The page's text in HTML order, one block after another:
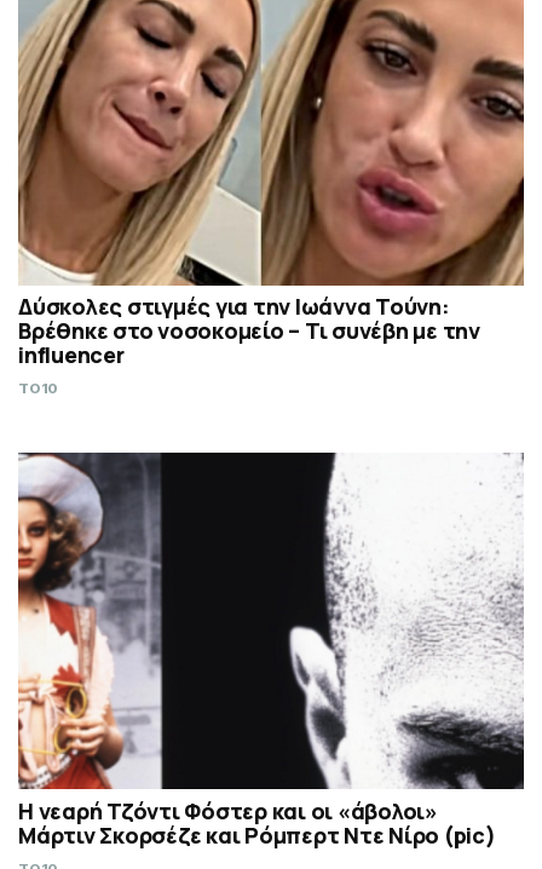
Δύσκολες στιγμές για την Ιωάννα Τούνη:
Βρέθηκε στο νοσοκομείο – Τι συνέβη με την
influencer
TO10
Η νεαρή Τζόντι Φόστερ και οι «άβολοι»
Μάρτιν Σκορσέζε και Ρόμπερτ Ντε Νίρο (pic)